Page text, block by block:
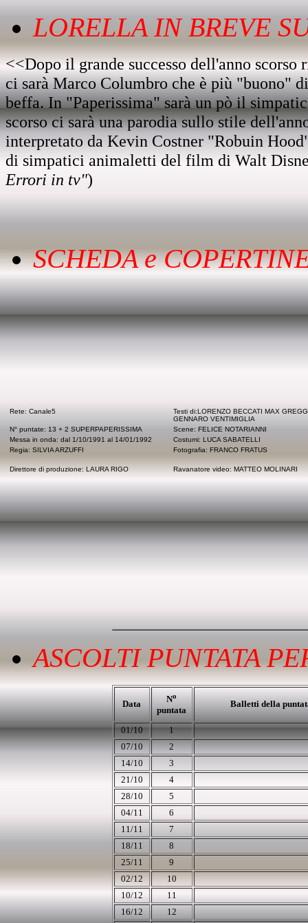
LORELLA IN BREVE
<<Dopo il grande successo dell'anno
ci sarà Marco Columbro che è più "buono"
beffa. In "Paperissima" sarà un pò il
scorso ci sarà una parodia sullo stile
interpretato da Kevin Costner "Robuin
di simpatici animaletti del film di Walt
Errori in tv")
SCHEDA e
Rete: Canale5
Testi di:LORENZO BECCATI MAX
GENNARO VENTIMIGLIA
N° puntate: 13 + 2 SUPERPAPERISSIMA
Scene: FELICE NOTARIANNI
Messa in onda: dal 1/10/1991 al 14/01/1992
Costumi: LUCA SABATELLI
Regia: SILVIA ARZUFFI
Fotografia: FRANCO FRATUS
Direttore di produzione: LAURA RIGO Ravanatore video: MATTEO MOLINARI
ASCOLTI PUNTATA
Data No
puntata
Balletti della
01/10
1
07/10
2
14/10
3
21/10
4
28/10
5
04/11
6
11/11
7
18/11
8
25/11
9
02/12
10
10/12
11
16/12
12